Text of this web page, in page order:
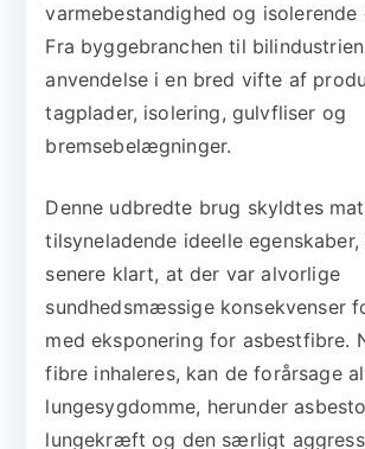
varmebestandighed og isolerende
Fra byggebranchen til
anvendelse i en bred vifte af
tagplader, isolering, gulvfliser og
bremsebelægninger.
Denne udbredte brug skyldtes
tilsyneladende ideelle
senere klart, at der var alvorlige
sundhedsmæssige konsekvenser
med eksponering for asbestfibre.
fibre inhaleres, kan de forårsage
lungesygdomme, herunder
lungekræft og den særligt